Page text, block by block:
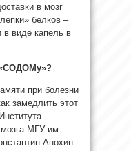
в мозг
белков –
виде капель в
при болезни
замедлить этот
МГУ им.
Анохин.